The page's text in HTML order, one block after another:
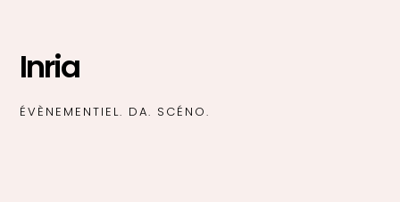
Inria
ÉVÈNEMENTIEL. DA. SCÉNO.